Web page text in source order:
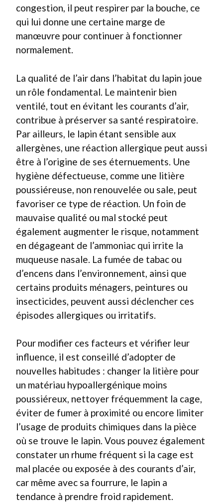
congestion, il peut respirer par la bouche, ce
qui lui donne une certaine marge de
manœuvre pour continuer à fonctionner
normalement.
La qualité de l’air dans l’habitat du lapin joue
un rôle fondamental. Le maintenir bien
ventilé, tout en évitant les courants d’air,
contribue à préserver sa santé respiratoire.
Par ailleurs, le lapin étant sensible aux
allergènes, une réaction allergique peut aussi
être à l’origine de ses éternuements. Une
hygiène défectueuse, comme une litière
poussiéreuse, non renouvelée ou sale, peut
favoriser ce type de réaction. Un foin de
mauvaise qualité ou mal stocké peut
également augmenter le risque, notamment
en dégageant de l’ammoniac qui irrite la
muqueuse nasale. La fumée de tabac ou
d’encens dans l’environnement, ainsi que
certains produits ménagers, peintures ou
insecticides, peuvent aussi déclencher ces
épisodes allergiques ou irritatifs.
Pour modifier ces facteurs et vérifier leur
influence, il est conseillé d’adopter de
nouvelles habitudes : changer la litière pour
un matériau hypoallergénique moins
poussiéreux, nettoyer fréquemment la cage,
éviter de fumer à proximité ou encore limiter
l’usage de produits chimiques dans la pièce
où se trouve le lapin. Vous pouvez également
constater un rhume fréquent si la cage est
mal placée ou exposée à des courants d’air,
car même avec sa fourrure, le lapin a
tendance à prendre froid rapidement.